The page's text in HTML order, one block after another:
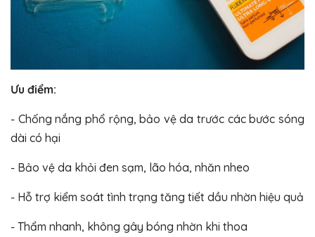
Ưu điểm:
- Chống nắng phổ rộng, bảo vệ da trước các bước sóng
dài có hại
- Bảo vệ da khỏi đen sạm, lão hóa, nhăn nheo
- Hỗ trợ kiểm soát tình trạng tăng tiết dầu nhờn hiệu quả
- Thẩm nhanh, không gây bóng nhờn khi thoa